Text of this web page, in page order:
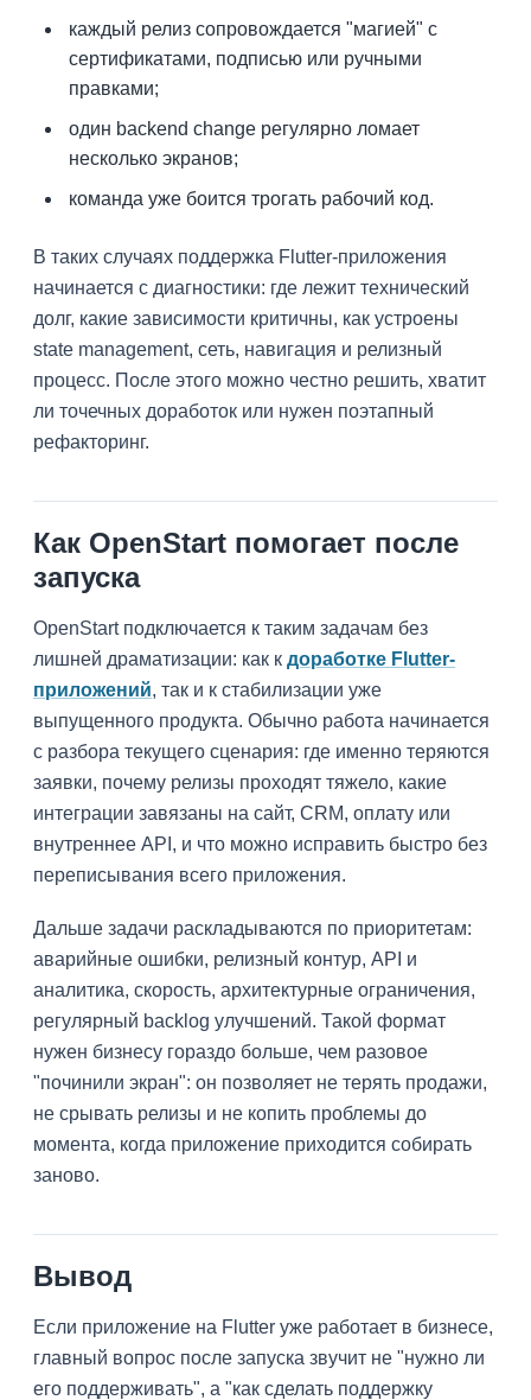
каждый релиз сопровождается "магией" с
сертификатами, подписью или ручными
правками;
один backend change регулярно ломает
несколько экранов;
команда уже боится трогать рабочий код.
В таких случаях поддержка Flutter-приложения
начинается с диагностики: где лежит технический
долг, какие зависимости критичны, как устроены
state management, сеть, навигация и релизный
процесс. После этого можно честно решить, хватит
ли точечных доработок или нужен поэтапный
рефакторинг.
Как OpenStart помогает после
запуска
OpenStart подключается к таким задачам без
лишней драматизации: как к доработке Flutter-
приложений, так и к стабилизации уже
выпущенного продукта. Обычно работа начинается
с разбора текущего сценария: где именно теряются
заявки, почему релизы проходят тяжело, какие
интеграции завязаны на сайт, CRM, оплату или
внутреннее API, и что можно исправить быстро без
переписывания всего приложения.
Дальше задачи раскладываются по приоритетам:
аварийные ошибки, релизный контур, API и
аналитика, скорость, архитектурные ограничения,
регулярный backlog улучшений. Такой формат
нужен бизнесу гораздо больше, чем разовое
"починили экран": он позволяет не терять продажи,
не срывать релизы и не копить проблемы до
момента, когда приложение приходится собирать
заново.
Вывод
Если приложение на Flutter уже работает в бизнесе,
главный вопрос после запуска звучит не "нужно ли
его поддерживать", а "как сделать поддержку